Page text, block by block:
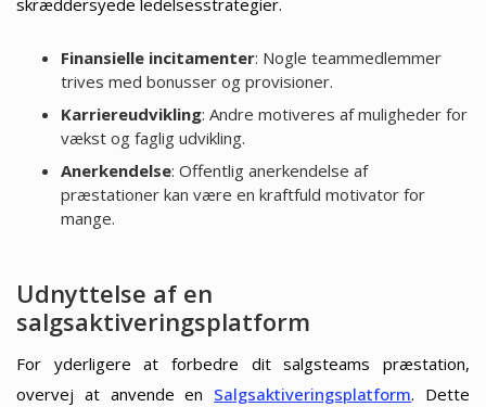
Finansielle incitamenter: Nogle teammedlemmer
trives med bonusser og provisioner.
Karriereudvikling: Andre motiveres af muligheder for
vækst og faglig udvikling.
Anerkendelse: Offentlig anerkendelse af
præstationer kan være en kraftfuld motivator for
mange.
Udnyttelse af en
salgsaktiveringsplatform
For yderligere at forbedre dit salgsteams præstation,
overvej at anvende en Salgsaktiveringsplatform. Dette